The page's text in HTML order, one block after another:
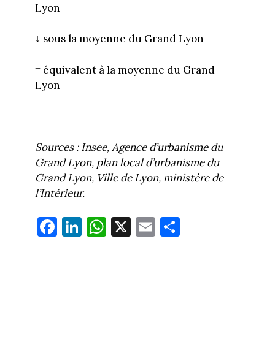
Lyon
↓ sous la moyenne du Grand Lyon
= équivalent à la moyenne du Grand
Lyon
-----
Sources : Insee, Agence d’urbanisme du
Grand Lyon, plan local d’urbanisme du
Grand Lyon, Ville de Lyon, ministère de
l’Intérieur.
Fa
ce
Li
nk
W
ha
X E
m
Pa
rt